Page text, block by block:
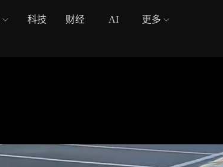
科技 财经 AI 更多